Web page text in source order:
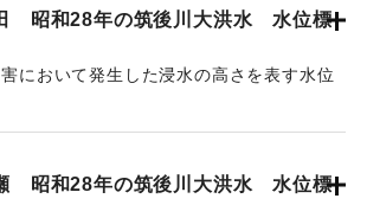
昭和28年の筑後川大洪水 水位標
において発生した浸水の高さを表す水位
置に水位が示されている。
昭和28年の筑後川大洪水 水位標